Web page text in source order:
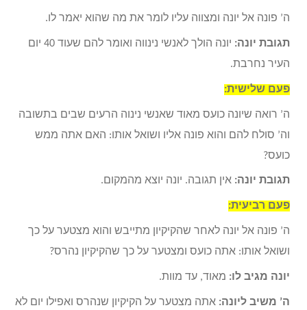
ה’ פונה אל יונה ומצווה עליו לומר את מה שהוא יאמר לו.
תגובת יונה:
יונה הולך לאנשי נינווה ואומר להם שעוד 40 יום
העיר נחרבת.
פעם שלישית:
ה’ רואה שיונה כועס מאוד שאנשי נינוה הרעים שבים בתשובה
וה’ סולח להם והוא פונה אליו ושואל אותו: האם אתה ממש
כועס?
תגובת יונה: אין תגובה. יונה יוצא מהמקום.
פעם רביעית:
ה’ פונה אל יונה לאחר שהקיקיון מתייבש והוא מצטער על כך
ושואל אותו: אתה כועס ומצטער על כך שהקיקיון נהרס?
יונה מגיב לו: מאוד, עד מוות.
ה’ משיב ליונה: אתה מצטער על הקיקיון שנהרס ואפילו יום לא